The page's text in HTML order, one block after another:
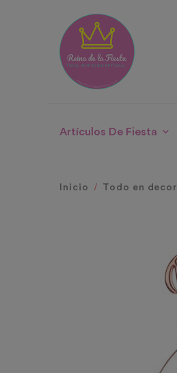
Artículos De Fiesta
Inicio Todo en